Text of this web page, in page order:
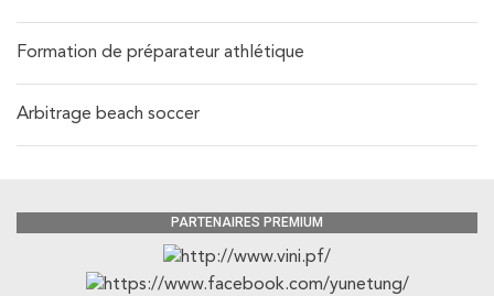
Formation de préparateur athlétique
Arbitrage beach soccer
PARTENAIRES PREMIUM